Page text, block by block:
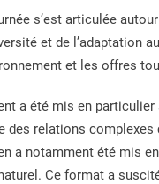
s’est articulée
et de l’adaptation
et les offres
a été mis en
des relations
a notamment été mis
Ce format a